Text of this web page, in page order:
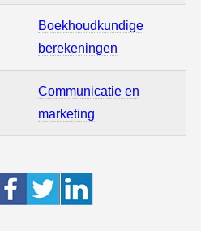
Boekhoudkundige
berekeningen
Communicatie en
marketing